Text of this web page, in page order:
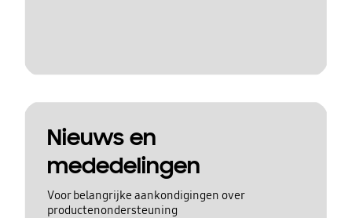
Nieuws en
mededelingen
Voor belangrijke aankondigingen over
productenondersteuning